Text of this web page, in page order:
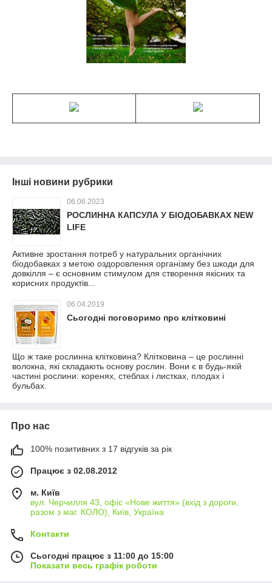
Інші новини рубрики
06.06.2023
РОСЛИННА КАПСУЛА У БІОДОБАВКАХ NEW
LIFE
Активне зростання потреб у натуральних органічних
біодобавках з метою оздоровлення організму без шкоди для
довкілля – є основним стимулом для створення якісних та
корисних продуктів...
06.04.2019
Сьогодні поговоримо про клітковині
Що ж таке рослинна клітковина? Клітковина – це рослинні
волокна, які складають основу рослин. Вони є в будь-якій
частині рослини: коренях, стеблах і листках, плодах і
бульбах.
Про нас
100% позитивних з 17 відгуків за рік
Працює з 02.08.2012
м. Київ
вул. Черчилля 43, офіс «Нове життя» (вхід з дороги,
разом з маг. КОЛО), Київ, Україна
Контакти
Сьогодні працює з 11:00 до 15:00
Показати весь графік роботи